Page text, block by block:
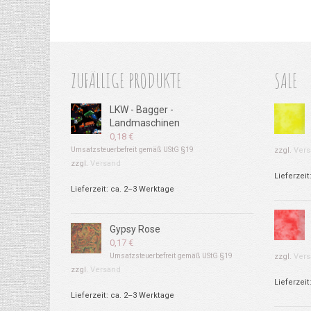
ZUFÄLLIGE PRODUKTE
LKW - Bagger -
Landmaschinen
0,18 €
Umsatzsteuerbefreit gemäß UStG §19
zzgl. Versand
Lieferzeit: ca. 2–3 Werktage
Gypsy Rose
0,17 €
Umsatzsteuerbefreit gemäß UStG §19
zzgl. Versand
Lieferzeit: ca. 2–3 Werktage
SALE
zzgl.
zzgl.